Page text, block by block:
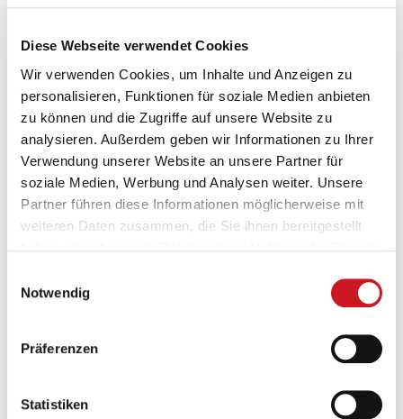
Diese Webseite verwendet Cookies
Wir verwenden Cookies, um Inhalte und Anzeigen zu
personalisieren, Funktionen für soziale Medien anbieten
zu können und die Zugriffe auf unsere Website zu
analysieren. Außerdem geben wir Informationen zu Ihrer
Verwendung unserer Website an unsere Partner für
soziale Medien, Werbung und Analysen weiter. Unsere
Partner führen diese Informationen möglicherweise mit
weiteren Daten zusammen, die Sie ihnen bereitgestellt
Notwendig
Präferenzen
Statistiken
Die erste Beiratssitzung 2021
Zum ersten Mal seit fast zwanzig Monaten haben sich Vorstand,
Präsidium und Beirat des VdL wieder vor Ort in Frankfurt getroffen.